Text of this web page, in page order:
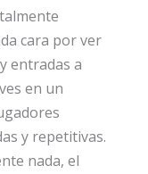
cara por ver
entradas a
en un
y repetitivas.
nada, el